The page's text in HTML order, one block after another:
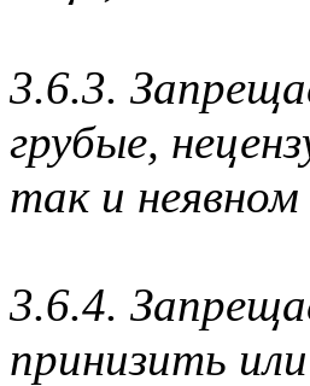
3.6.3.
грубые,
так и неявном
3.6.4.
принизить